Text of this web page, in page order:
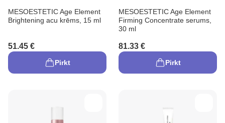
MESOESTETIC Age Element
Brightening acu krēms, 15 ml
51.45 €
Pirkt
MESOESTETIC Age Element
Firming Concentrate serums,
30 ml
81.33 €
Pirkt